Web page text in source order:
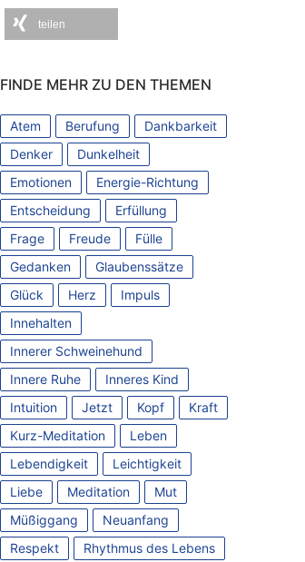
teilen
FINDE MEHR ZU DEN THEMEN
Atem Berufung
Dankbarkeit
Denker
Dunkelheit
Emotionen
Energie-Richtung
Entscheidung
Erfüllung
Frage
Freude
Fülle
Gedanken
Glaubenssätze
Glück
Herz
Impuls
Innehalten
Innerer Schweinehund
Innere Ruhe
Inneres Kind
Intuition
Jetzt Kopf
Kraft
Kurz-Meditation
Leben
Lebendigkeit
Leichtigkeit
Liebe
Meditation
Mut
Müßiggang
Neuanfang
Respekt
Rhythmus des Lebens